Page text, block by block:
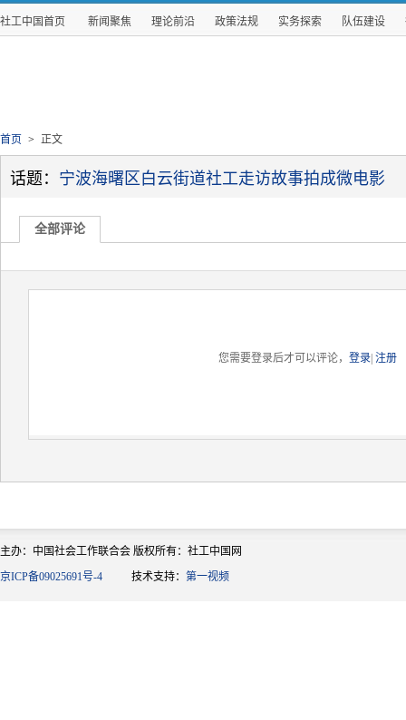
社工中国首页 新闻聚焦 理论前沿 政策法规 实务探索 队伍建设
首页 > 正文
话题： 宁波海曙区白云街道社工走访故事拍成微电影
全部评论
您需要登录后才可以评论，登录 |注册
主办：中国社会工作联合会 版权所有：社工中国网
京ICP备09025691号-4 技术支持： 第一视频